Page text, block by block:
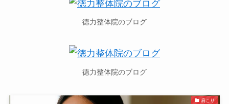
徳力整体院のブログ
徳力整体院のブログ
肩こり